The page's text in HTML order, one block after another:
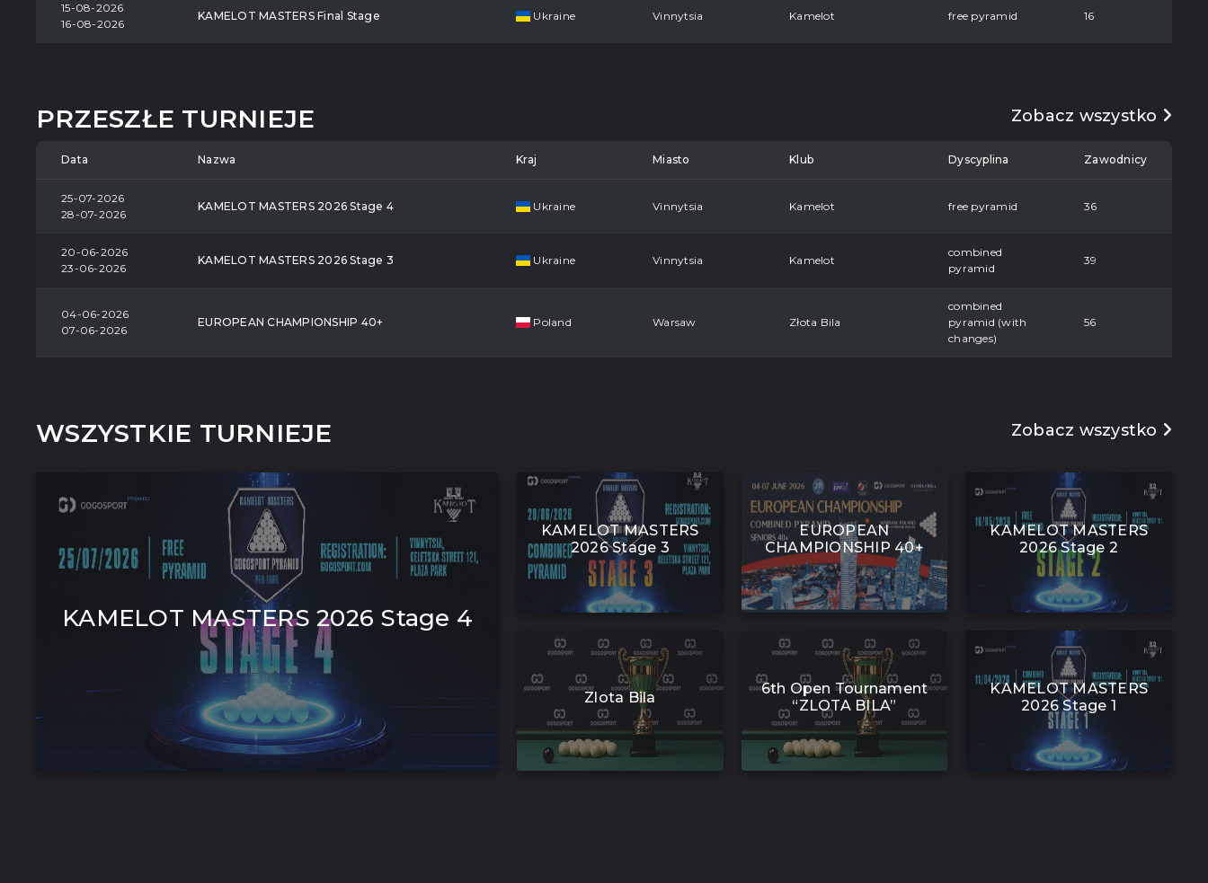
15-08-2026
16-08-2026
KAMELOT MASTERS Final Stage Ukraine Vinnytsia Kamelot free pyramid 16
PRZESZŁE TURNIEJE Zobacz wszystko
Data Nazwa Kraj Miasto Klub Dyscyplina Zawodnicy
25-07-2026
28-07-2026
KAMELOT MASTERS 2026 Stage 4 Ukraine Vinnytsia Kamelot free pyramid 36
20-06-2026
23-06-2026
KAMELOT MASTERS 2026 Stage 3 Ukraine Vinnytsia Kamelot
combined
pyramid
39
04-06-2026
07-06-2026
EUROPEAN CHAMPIONSHIP 40+ Poland Warsaw Złota Bila
combined
pyramid (with
changes)
56
WSZYSTKIE TURNIEJE Zobacz wszystko
KAMELOT MASTERS 2026 Stage 4
KAMELOT MASTERS
2026 Stage 3
EUROPEAN
CHAMPIONSHIP 40+
KAMELOT MASTERS
2026 Stage 2
Zlota Bila
6th Open Tournament
“ZLOTA BILA”
KAMELOT MASTERS
2026 Stage 1